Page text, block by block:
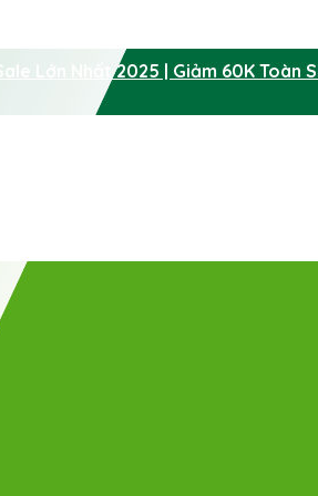
Lớn Nhất 2025 | Giảm 60K Toàn